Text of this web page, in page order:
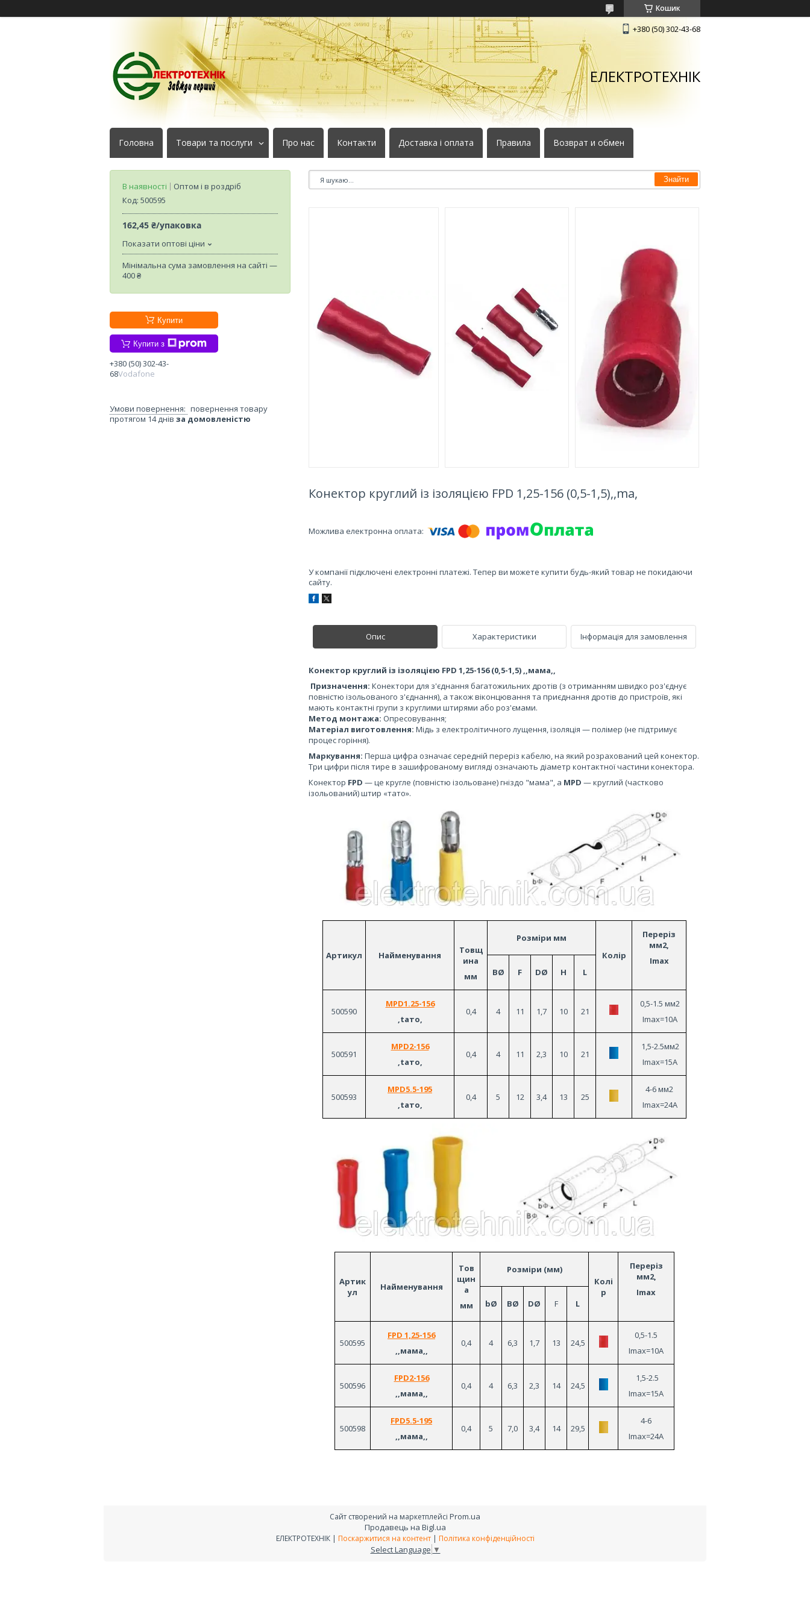
Кошик
+380 (50) 302-43-68
ЕЛЕКТРОТЕХНІК
Головна Товари та послуги Про нас Контакти Доставка і оплата Правила Возврат и обмен
Знайти
Конектор круглий із ізоляцією FPD 1,25-156 (0,5-1,5),,ma,
У компанії підключені електронні платежі. Тепер ви можете купити будь-який товар не покидаючи
сайту.
Опис Характеристики Інформація для замовлення
Конектор круглий із ізоляцією FPD 1,25-156 (0,5-1,5) ,,мама,,
Призначення: Конектори для з'єднання багатожильних дротів (з отриманням швидко роз'єднує
повністю ізольованого з'єднання), а також віконцювання та приєднання дротів до пристроїв, які
мають контактні групи з круглими штирями або роз'ємами.
Метод монтажа: Опресовування;
Матеріал виготовлення: Мідь з електролітичного лущення, ізоляція — полімер (не підтримує
процес горіння).
Маркування: Перша цифра означає середній переріз кабелю, на який розрахований цей конектор.
Три цифри після тире в зашифрованому вигляді означають діаметр контактної частини конектора.
Конектор FPD — це кругле (повністю ізольоване) гніздо "мама", а MPD — круглий (частково
ізольований) штир «тато».
Артикул Найменування
Товщ
ина
мм
Розміри мм
Колір
Переріз
мм2,
Imax
BØ
F DØ H L
500590
MPD1.25-156
,taто,
0,4 4 11 1,7 10 21
0,5-1.5 мм2
Imax=10A
500591
MPD2-156
,taто,
0,4 4 11 2,3 10 21
1,5-2.5мм2
Imax=15A
500593
MPD5.5-195
,taто,
0,4 5 12 3,4 13 25
4-6 мм2
Imax=24A
Артик
ул
Найменування
Тов
щин
а
мм
Розміри (мм)
Колі
р
Переріз
мм2,
Imax
bØ
BØ DØ F L
500595
FPD 1,25-156
,,мама,,
0,4 4 6,3 1,7 13 24,5
0,5-1.5
Imax=10A
500596
FPD2-156
,,мама,,
0,4 4 6,3 2,3 14 24,5
1,5-2.5
Imax=15A
500598
FPD5.5-195
,,мама,,
0,4 5 7,0 3,4 14 29,5
4-6
Imax=24A
В наявності
Оптом і в роздріб
Код: 500595
162,45 ₴/упаковка
Показати оптові ціни
Мінімальна сума замовлення на сайті —
400 ₴
Купити
Купити з
+380 (50) 302-43-
68Vodafone
повернення товару
протягом 14 днів за домовленістю
Сайт створений на маркетплейсі Prom.ua
Продавець на Bigl.ua
ЕЛЕКТРОТЕХНІК | Поскаржитися на контент | Політика конфіденційності
Select Language ▼